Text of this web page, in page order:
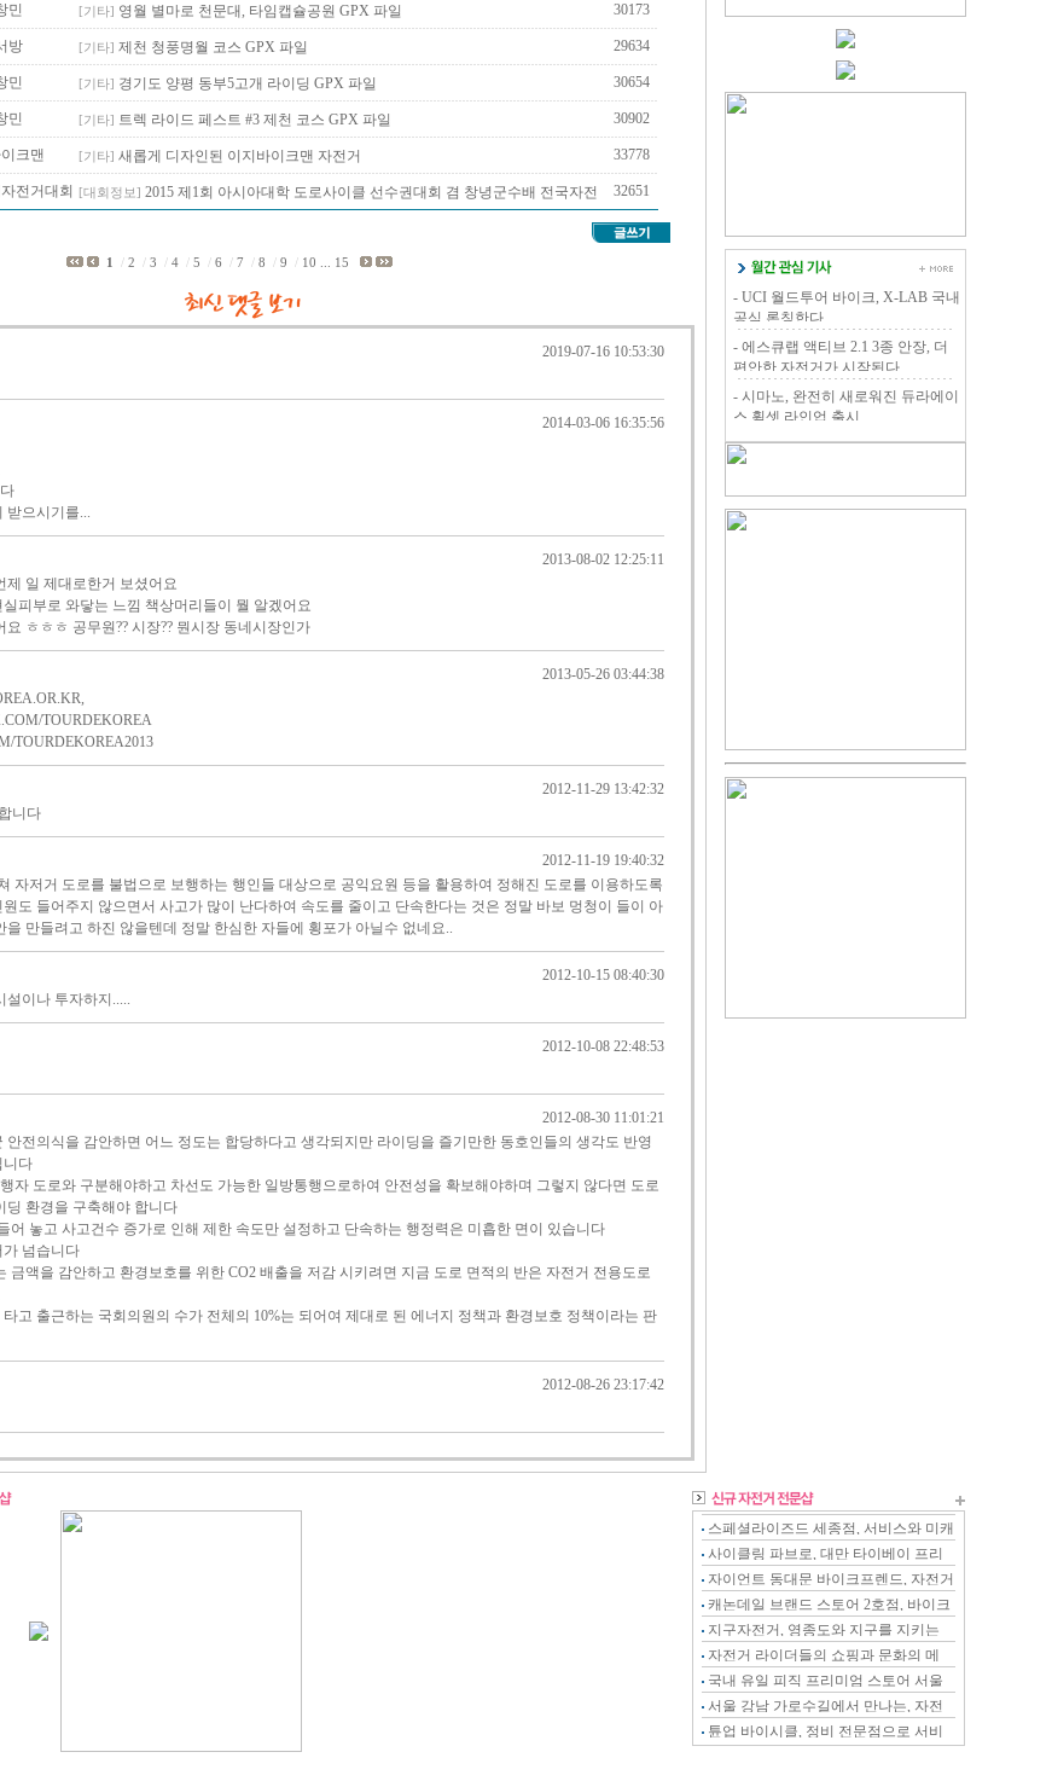
민 [기타] 영월 별마로 천문대, 타임캡슐공원 GPX 파일 30173
방 [기타] 제천 청풍명월 코스 GPX 파일 29634
민 [기타] 경기도 양평 동부5고개 라이딩 GPX 파일 30654
민 [기타] 트렉 라이드 페스트 #3 제천 코스 GPX 파일 30902
크맨 [기타] 새롭게 디자인된 이지바이크맨 자전거 33778
전거대회 [대회정보] 2015 제1회 아시아대학 도로사이클 선수권대회 겸 창녕군수배 전국자전
거 대회 2차신청
32651
1 /2 /3 /4 /5 /6 /7 /8 /9 /10 15
2019-07-16 10:53:30
2014-03-06 16:35:56
받으시기를...
2013-08-02 12:25:11
제 일 제대로한거 보셨어요
피부로 와닿는 느낌 책상머리들이 뭘 알겠어요
ㅎㅎㅎ 공무원?? 시장?? 뭔시장 동네시장인가
2013-05-26 03:44:38
TOURDEKOREA
TOURDEKOREA2013
2012-11-29 13:42:32
니다
2012-11-19 19:40:32
자저거 도로를 불법으로 보행하는 행인들 대상으로 공익요원 등을 활용하여 정해진 도로를 이용하도록
도 들어주지 않으면서 사고가 많이 난다하여 속도를 줄이고 단속한다는 것은 정말 바보 멍청이 들이 아
을 만들려고 하진 않을텐데 정말 한심한 자들에 횡포가 아닐수 없네요..
2012-10-15 08:40:30
설이나 투자하지.....
2012-10-08 22:48:53
2012-08-30 11:01:21
안전의식을 감안하면 어느 정도는 합당하다고 생각되지만 라이딩을 즐기만한 동호인들의 생각도 반영
니다
자 도로와 구분해야하고 차선도 가능한 일방통행으로하여 안전성을 확보해야하며 그렇지 않다면 도로
딩 환경을 구축해야 합니다
어 놓고 사고건수 증가로 인해 제한 속도만 설정하고 단속하는 행정력은 미흡한 면이 있습니다
넘습니다
금액을 감안하고 환경보호를 위한 CO2 배출을 저감 시키려면 지금 도로 면적의 반은 자전거 전용도로
고 출근하는 국회의원의 수가 전체의 10%는 되어여 제대로 된 에너지 정책과 환경보호 정책이라는 판
2012-08-26 23:17:42
- UCI 월드투어 바이크, X-LAB 국내
공식 론칭한다.
- 에스큐랩 액티브 2.1 3종 안장, 더
편안한 자전거가 시작된다.
- 시마노, 완전히 새로워진 듀라에이
스 휠셋 라인업 출시
스페셜라이즈드 세종점, 서비스와 미캐
닉이 강화된 전문샵
사이클링 파브로, 대만 타이베이 프리
미엄 스토어
자이언트 동대문 바이크프렌드, 자전거
를 아는 전문 스토어
캐논데일 브랜드 스토어 2호점, 바이크
온 천안점
지구자전거, 영종도와 지구를 지키는
자전거 전문샵
자전거 라이더들의 쇼핑과 문화의 메
카, 천호자전거거리
국내 유일 피직 프리미엄 스토어 서울
오픈
서울 강남 가로수길에서 만나는, 자전
거 패션
튠업 바이시클, 정비 전문점으로 서비